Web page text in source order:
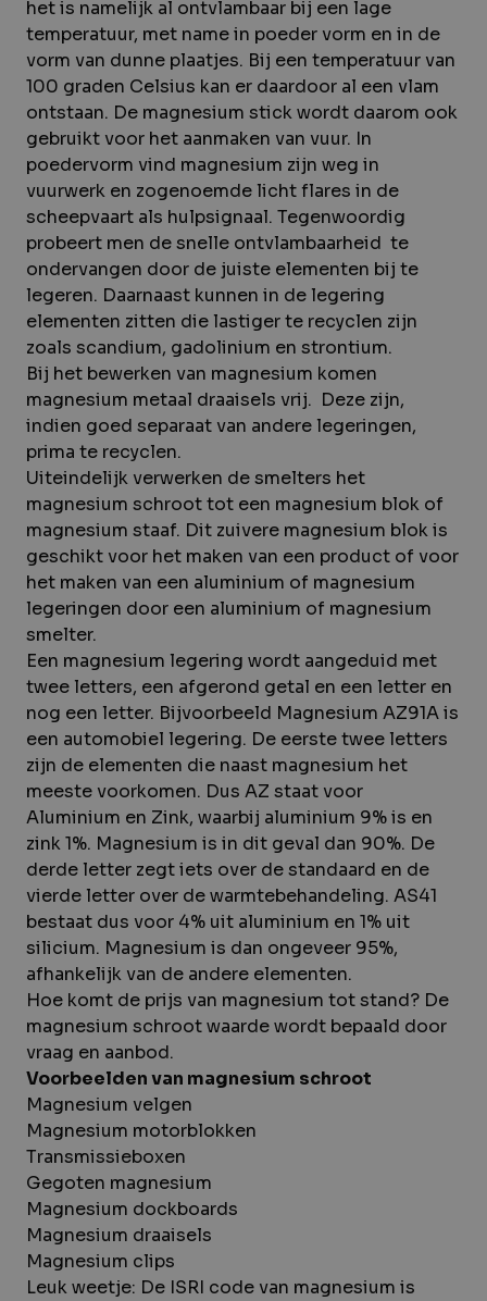
het is namelijk al ontvlambaar bij een lage
temperatuur, met name in poeder vorm en in de
vorm van dunne plaatjes. Bij een temperatuur van
100 graden Celsius kan er daardoor al een vlam
ontstaan. De magnesium stick wordt daarom ook
gebruikt voor het aanmaken van vuur. In
poedervorm vind magnesium zijn weg in
vuurwerk en zogenoemde licht flares in de
scheepvaart als hulpsignaal. Tegenwoordig
probeert men de snelle ontvlambaarheid te
ondervangen door de juiste elementen bij te
legeren. Daarnaast kunnen in de legering
elementen zitten die lastiger te recyclen zijn
zoals scandium, gadolinium en strontium.
Bij het bewerken van magnesium komen
magnesium metaal draaisels vrij. Deze zijn,
indien goed separaat van andere legeringen,
prima te recyclen.
Uiteindelijk verwerken de smelters het
magnesium schroot tot een magnesium blok of
magnesium staaf. Dit zuivere magnesium blok is
geschikt voor het maken van een product of voor
het maken van een aluminium of magnesium
legeringen door een aluminium of magnesium
smelter.
Een magnesium legering wordt aangeduid met
twee letters, een afgerond getal en een letter en
nog een letter. Bijvoorbeeld Magnesium AZ91A is
een automobiel legering. De eerste twee letters
zijn de elementen die naast magnesium het
meeste voorkomen. Dus AZ staat voor
Aluminium en Zink, waarbij aluminium 9% is en
zink 1%. Magnesium is in dit geval dan 90%. De
derde letter zegt iets over de standaard en de
vierde letter over de warmtebehandeling. AS41
bestaat dus voor 4% uit aluminium en 1% uit
silicium. Magnesium is dan ongeveer 95%,
afhankelijk van de andere elementen.
Hoe komt de prijs van magnesium tot stand? De
magnesium schroot waarde wordt bepaald door
vraag en aanbod.
Voorbeelden van magnesium schroot
Magnesium velgen
Magnesium motorblokken
Transmissieboxen
Gegoten magnesium
Magnesium dockboards
Magnesium draaisels
Magnesium clips
Leuk weetje: De ISRI code van magnesium is